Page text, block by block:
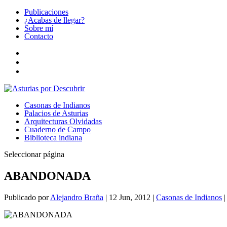
Publicaciones
¿Acabas de llegar?
Sobre mí
Contacto
Casonas de Indianos
Palacios de Asturias
Arquitecturas Olvidadas
Cuaderno de Campo
Biblioteca indiana
Seleccionar página
ABANDONADA
Publicado porAlejandro Braña | 12 Jun, 2012 | Casonas de Indianos |